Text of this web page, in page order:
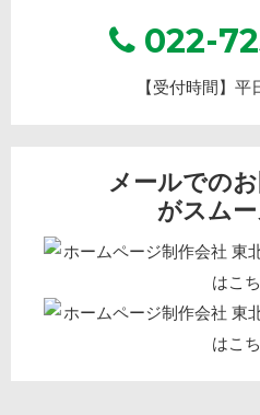
022-
【受付時間】平
メールでの
がスム